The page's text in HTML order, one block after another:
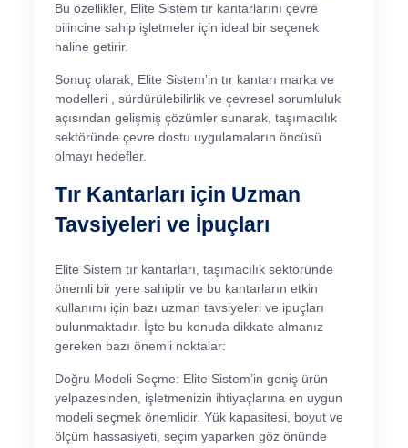
Bu özellikler, Elite Sistem tır kantarlarını çevre
bilincine sahip işletmeler için ideal bir seçenek
haline getirir.
Sonuç olarak, Elite Sistem’in tır kantarı marka ve
modelleri , sürdürülebilirlik ve çevresel sorumluluk
açısından gelişmiş çözümler sunarak, taşımacılık
sektöründe çevre dostu uygulamaların öncüsü
olmayı hedefler.
Tır Kantarları için Uzman
Tavsiyeleri ve İpuçları
Elite Sistem tır kantarları, taşımacılık sektöründe
önemli bir yere sahiptir ve bu kantarların etkin
kullanımı için bazı uzman tavsiyeleri ve ipuçları
bulunmaktadır. İşte bu konuda dikkate almanız
gereken bazı önemli noktalar:
Doğru Modeli Seçme: Elite Sistem’in geniş ürün
yelpazesinden, işletmenizin ihtiyaçlarına en uygun
modeli seçmek önemlidir. Yük kapasitesi, boyut ve
ölçüm hassasiyeti, seçim yaparken göz önünde